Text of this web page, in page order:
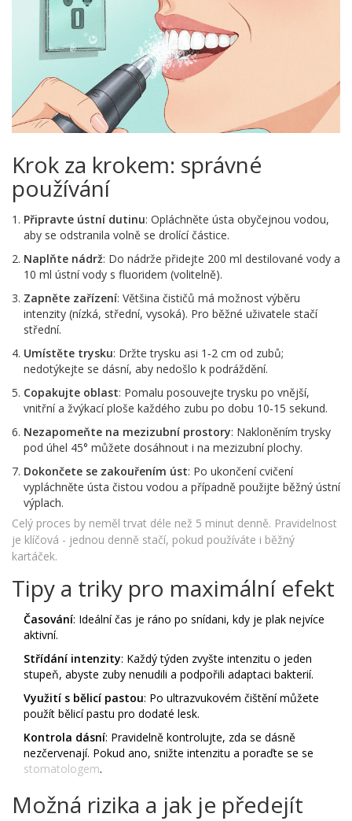
Krok za krokem: správné
používání
Připravte ústní dutinu: Opláchněte ústa obyčejnou vodou,
aby se odstranila volně se drolící částice.
Naplňte nádrž: Do nádrže přidejte 200 ml destilované vody a
10 ml ústní vody s fluoridem (volitelně).
Zapněte zařízení: Většina čističů má možnost výběru
intenzity (nízká, střední, vysoká). Pro běžné uživatele stačí
střední.
Umístěte trysku: Držte trysku asi 1‑2 cm od zubů;
nedotýkejte se dásní, aby nedošlo k podráždění.
Copakujte oblast: Pomalu posouvejte trysku po vnější,
vnitřní a žvýkací ploše každého zubu po dobu 10‑15 sekund.
Nezapomeňte na mezizubní prostory: Nakloněním trysky
pod úhel 45° můžete dosáhnout i na mezizubní plochy.
Dokončete se zakouřením úst: Po ukončení cvičení
vypláchněte ústa čistou vodou a případně použijte běžný ústní
výplach.
Celý proces by neměl trvat déle než 5 minut denně. Pravidelnost
je klíčová - jednou denně stačí, pokud používáte i běžný
kartáček.
Tipy a triky pro maximální efekt
Časování: Ideální čas je ráno po snídani, kdy je plak nejvíce
aktivní.
Střídání intenzity: Každý týden zvyšte intenzitu o jeden
stupeň, abyste zuby nenudili a podpořili adaptaci bakterií.
Využití s bělicí pastou: Po ultrazvukovém čištění můžete
použít bělicí pastu pro dodaté lesk.
Kontrola dásní: Pravidelně kontrolujte, zda se dásně
nezčervenají. Pokud ano, snižte intenzitu a poraďte se se
stomatologem.
Možná rizika a jak je předejít